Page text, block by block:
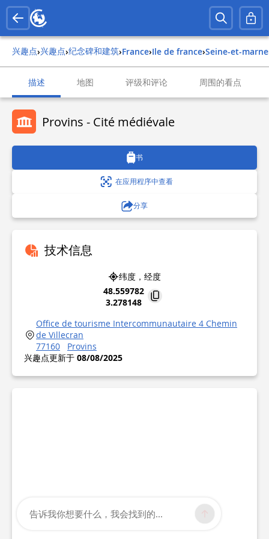
兴趣点› 兴趣点› 纪念碑和建筑› france› ile de france› seine-et-marne
描述 地图 评级和评论 周围的看点
Provins - Cité médiévale
书
在应用程序中查看
分享
技术信息
纬度，经度
48.559782
3.278148
Office de tourisme Intercommunautaire 4 Chemin
de Villecran
77160
Provins
兴趣点更新于 08/08/2025
告诉我你想要什么，我会找到的...